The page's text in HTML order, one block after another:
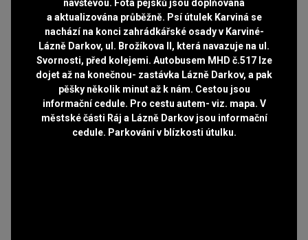
návštěvou. Fota pejsků jsou doplňována
a aktualizována průběžně. Psí útulek Karviná se
nachází na konci zahrádkářské osady v Karviné-
Lázně Darkov, ul. Brožíkova II, která navazuje na ul.
Svornosti, před kolejemi. Autobusem MHD č.517 lze
dojet až na konečnou- zastávka Lázně Darkov, a pak
pěšky několik minut až k nám. Cestou jsou
informační cedule. Pro cestu autem- viz. mapa. V
městské části Ráj a Lázně Darkov jsou informační
cedule. Parkování v blízkosti útulku.